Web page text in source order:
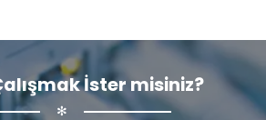
İster misiniz?
✻